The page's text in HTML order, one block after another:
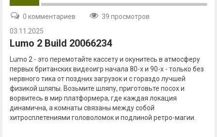
0 комментариев
39 просмотров
03.11.2025
Lumo 2 Build 20066234
Lumo 2 - это перемотайте кассету и окунитесь в атмосферу
первых британских видеоигр начала 80-х и 90-х - только без
нервного тика от поздних загрузок и с гораздо лучшей
физикой шляпы. Возьмите шляпу, приготовьте посох и
ворвитесь в мир платформера, где каждая локация
динамична, а комнаты связаны между собой
хитросплетениями головоломок и подлиной ретро-магии.